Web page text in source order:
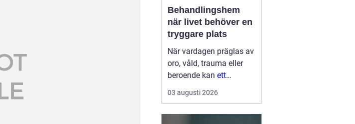
Behandlingshem
när livet behöver en
tryggare plats
När vardagen präglas av
oro, våld, trauma eller
beroende kan ett
Behandlingshem bli
trygga punkt som
03 augusti 2026